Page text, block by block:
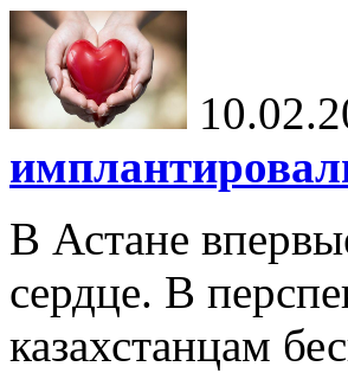
В Астане
сердце. В
казахстанцам